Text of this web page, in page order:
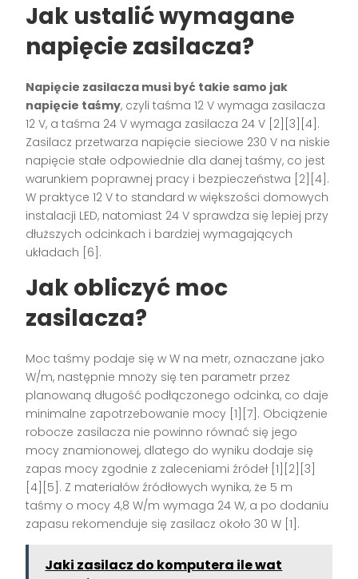
Jak ustalić wymagane
napięcie zasilacza?
Napięcie zasilacza musi być takie samo jak
napięcie taśmy, czyli taśma 12 V wymaga zasilacza
12 V, a taśma 24 V wymaga zasilacza 24 V [2][3][4].
Zasilacz przetwarza napięcie sieciowe 230 V na niskie
napięcie stałe odpowiednie dla danej taśmy, co jest
warunkiem poprawnej pracy i bezpieczeństwa [2][4].
W praktyce 12 V to standard w większości domowych
instalacji LED, natomiast 24 V sprawdza się lepiej przy
dłuższych odcinkach i bardziej wymagających
układach [6].
Jak obliczyć moc
zasilacza?
Moc taśmy podaje się w W na metr, oznaczane jako
W/m, następnie mnoży się ten parametr przez
planowaną długość podłączonego odcinka, co daje
minimalne zapotrzebowanie mocy [1][7]. Obciążenie
robocze zasilacza nie powinno równać się jego
mocy znamionowej, dlatego do wyniku dodaje się
zapas mocy zgodnie z zaleceniami źródeł [1][2][3]
[4][5]. Z materiałów źródłowych wynika, że 5 m
taśmy o mocy 4,8 W/m wymaga 24 W, a po dodaniu
zapasu rekomenduje się zasilacz około 30 W [1].
Jaki zasilacz do komputera ile wat